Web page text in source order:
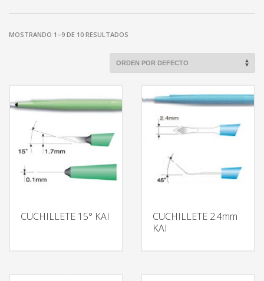
MOSTRANDO 1–9 DE 10 RESULTADOS
CUCHILLETE 15° KAI
CUCHILLETE 2.4mm
KAI